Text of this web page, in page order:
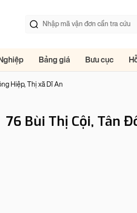
Bảng giá Bưu cục
Hiệp, Thị xã Dĩ An
76 Bùi Thị Cội, Tân